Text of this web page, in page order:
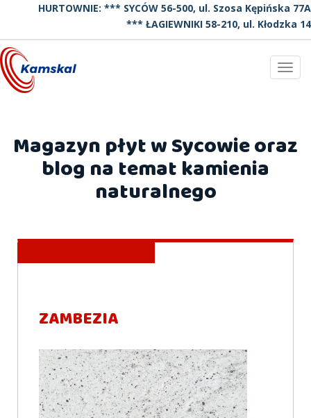
HURTOWNIE: *** SYCÓW 56-500, ul. Szosa Kępińska 77A
*** ŁAGIEWNIKI 58-210, ul. Kłodzka 14
Magazyn płyt w Sycowie oraz
blog na temat kamienia
naturalnego
ZAMBEZIA